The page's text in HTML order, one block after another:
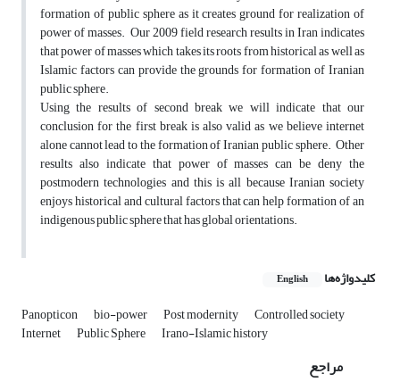
formation of public sphere as it creates ground for realization of
power of masses. Our 2009 field research results in Iran indicates
that power of masses which takes its roots from historical as well as
Islamic factors can provide the grounds for formation of Iranian
public sphere.
Using the results of second break we will indicate that our
conclusion for the first break is also valid as we believe internet
alone cannot lead to the formation of Iranian public sphere. Other
results also indicate that power of masses can be deny the
postmodern technologies and this is all because Iranian society
enjoys historical and cultural factors that can help formation of an
indigenous public sphere that has global orientations.
کلیدواژه‌ها English
Panopticon bio-power Post modernity Controlled society
Internet Public Sphere Irano-Islamic history
مراجع